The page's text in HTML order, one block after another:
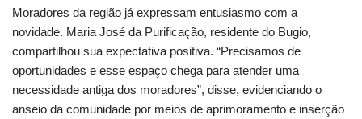
Moradores da região já expressam entusiasmo com a
novidade. Maria José da Purificação, residente do Bugio,
compartilhou sua expectativa positiva. “Precisamos de
oportunidades e esse espaço chega para atender uma
necessidade antiga dos moradores”, disse, evidenciando o
anseio da comunidade por meios de aprimoramento e inserção